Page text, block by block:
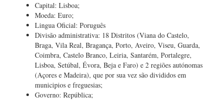
Capital: Lisboa;
Moeda: Euro;
Lingua Oficial: Poruguês
Divisão administrativa: 18 Distritos (Viana do Castelo,
Braga, Vila Real, Bragança, Porto, Aveiro, Viseu, Guarda,
Coimbra, Castelo Branco, Leiria, Santarém, Portalegre,
Lisboa, Setúbal, Évora, Beja e Faro) e 2 regiões autónomas
(Açores e Madeira), que por sua vez são divididos em
municipios e freguesias;
Governo: República;